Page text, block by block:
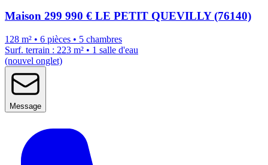
Maison 299 990 € LE PETIT QUEVILLY (76140)
128 m² • 6 pièces • 5 chambres
Surf. terrain : 223 m² • 1 salle d'eau
(nouvel onglet)
Message